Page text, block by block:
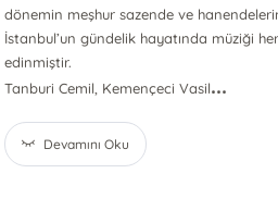
dönemin meşhur sazende ve
İstanbul’un gündelik hayatında müziği
edinmiştir.
Tanburi Cemil, Kemençeci Vasil...
Devamını Oku